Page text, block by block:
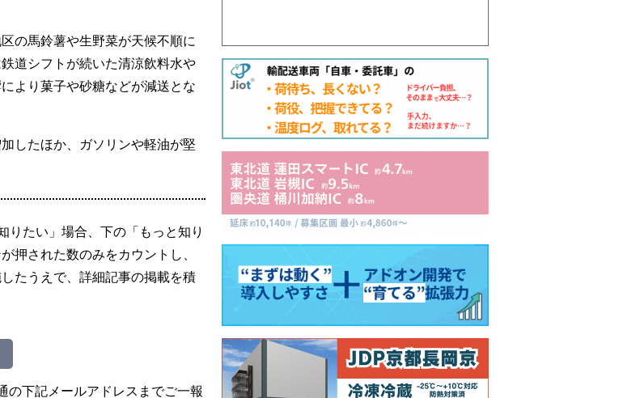
の馬鈴薯や生野菜が天候不順に
道シフトが続いた清涼飲料水や
より菓子や砂糖などが減送とな
したほか、ガソリンや軽油が堅
たい」場合、下の「もっと知り
押された数のみをカウントし、
たうえで、詳細記事の掲載を積
の下記メールアドレスまでご一報